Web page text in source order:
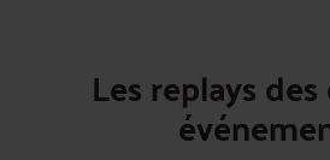
Les replays